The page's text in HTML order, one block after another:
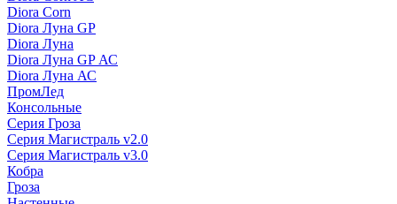
Diora Corn
Diora Луна GP
Diora Луна
Diora Луна GP АС
Diora Луна АС
ПромЛед
Консольные
Серия Гроза
Серия Магистраль v2.0
Серия Магистраль v3.0
Кобра
Гроза